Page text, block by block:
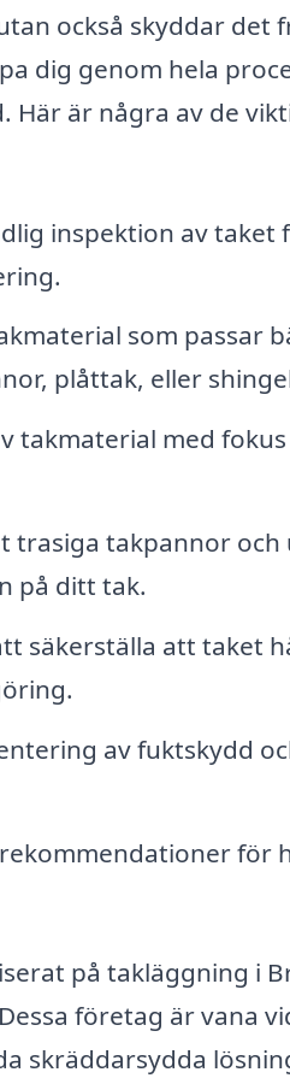
också skyddar det
dig genom hela
är några av de
inspektion av
som passar
plåttak, eller
takmaterial med
trasiga takpannor
på ditt tak.
säkerställa att taket
av fuktskydd
för
på takläggning i
företag är vana
skräddarsydda